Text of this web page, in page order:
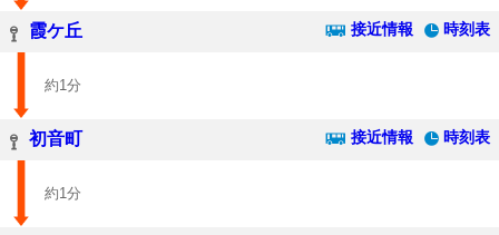
霞ケ丘 接近情報 時刻表
約1分
初音町 接近情報 時刻表
約1分